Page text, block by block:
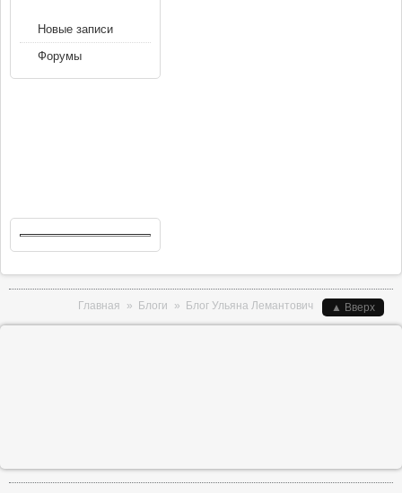
Новые записи
Форумы
Главная » Блоги » Блог Ульяна Лемантович ▲ Вверх